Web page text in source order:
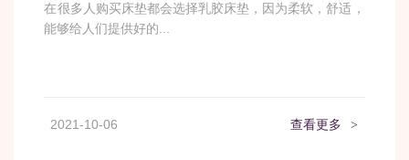
在很多人购买床垫都会选择乳胶床垫，因为柔软，舒适，
能够给人们提供好的...
2021-10-06 查看更多 >